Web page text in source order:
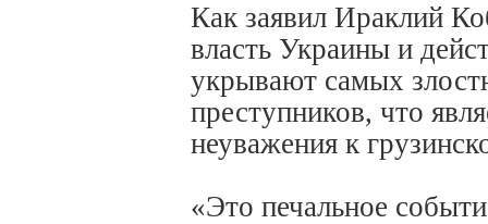
Как заявил Ираклий
власть Украины и
укрывают самых
преступников, что
неуважения к
«Это печальное